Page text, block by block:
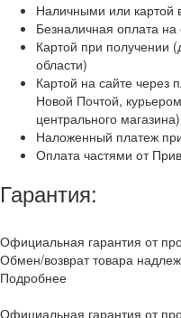
Наличными или картой
Безналичная оплата на
Картой при получении
области)
Картой на сайте через
Новой Почтой,
центрального магазина)
Наложенный платеж
Оплата частями от
Гарантия:
Официальная гарантия от
Обмен/возврат товара
Подробнее
Официальная гарантия от